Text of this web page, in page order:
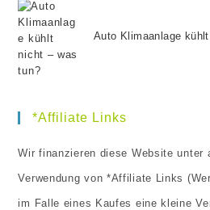
Auto Klimaanlage
*Affiliate Links
Wir finanzieren diese Website unter
Verwendung von *Affiliate Links
im Falle eines Kaufes eine kleine